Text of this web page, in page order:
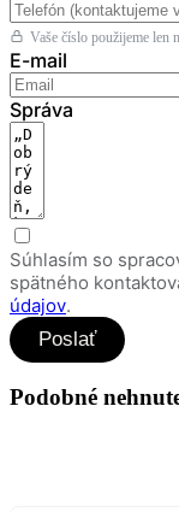
Vaše číslo použijeme len
E-mail
Správa
Súhlasím so
spätného
údajov.
Poslať
Podobné